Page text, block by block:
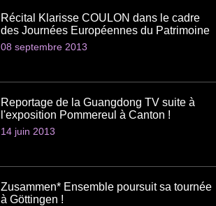
Récital Klarisse COULON dans le cadre
des Journées Européennes du Patrimoine
08 septembre 2013
Reportage de la Guangdong TV suite à
l'exposition Pommereul à Canton !
14 juin 2013
Zusammen* Ensemble poursuit sa tournée
à Göttingen !